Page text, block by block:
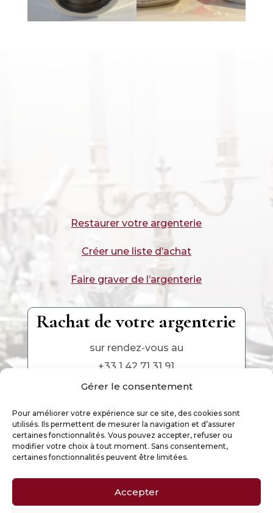
Gérer le consentement
Pour améliorer votre expérience sur ce site, des cookies sont
utilisés. Ils permettent de mesurer la navigation et d’assurer
certaines fonctionnalités. Vous pouvez accepter, refuser ou
modifier votre choix à tout moment. Sans consentement,
certaines fonctionnalités peuvent être limitées.
Accepter
Restaurer votre argenterie
Créer une liste d’achat
Faire graver de l’argenterie
Rachat de votre argenterie
sur rendez-vous au
+33 1 42 71 31 91
Ce site est la propriété exclusive de Argenterie